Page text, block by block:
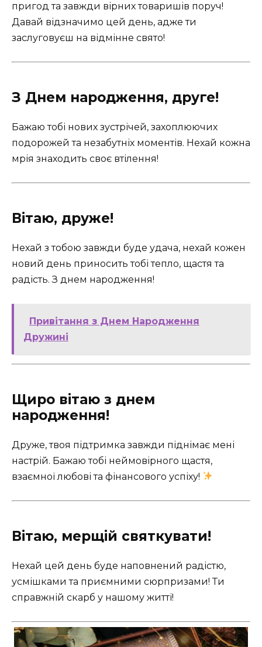
пригод та завжди вірних товаришів поруч!
Давай відзначимо цей день, адже ти
заслуговуєш на відмінне свято!
З Днем народження, друге!
Бажаю тобі нових зустрічей, захоплюючих
подорожей та незабутніх моментів. Нехай кожна
мрія знаходить своє втілення!
Вітаю, друже!
Нехай з тобою завжди буде удача, нехай кожен
новий день приносить тобі тепло, щастя та
радість. З днем народження!
Привітання з Днем Народження
Дружині
Щиро вітаю з днем
народження!
Друже, твоя підтримка завжди піднімає мені
настрій. Бажаю тобі неймовірного щастя,
взаємної любові та фінансового успіху!
Вітаю, мерщій святкувати!
Нехай цей день буде наповнений радістю,
усмішками та приємними сюрпризами! Ти
справжній скарб у нашому житті!